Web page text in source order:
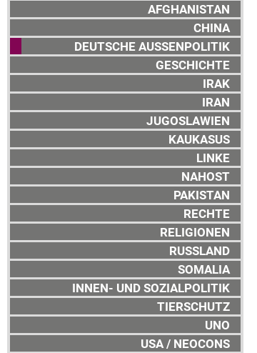
AFGHANISTAN
CHINA
DEUTSCHE AUSSENPOLITIK
GESCHICHTE
IRAK
IRAN
JUGOSLAWIEN
KAUKASUS
LINKE
NAHOST
PAKISTAN
RECHTE
RELIGIONEN
RUSSLAND
SOMALIA
INNEN- UND SOZIALPOLITIK
TIERSCHUTZ
UNO
USA / NEOCONS